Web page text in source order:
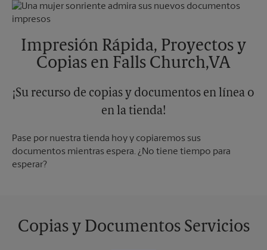
Lunes
6:30 PM
Martes
Impresión Rápida, Proyectos y
Copias en Falls Church,VA
¡Su recurso de copias y documentos en línea o
en la tienda!
Pase por nuestra tienda hoy y copiaremos sus
documentos mientras espera. ¿No tiene tiempo para
esperar?
Copias y Documentos Servicios